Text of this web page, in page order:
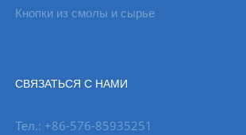
Кнопки из смолы и сырье
СВЯЗАТЬСЯ С НАМИ
Тел.: +86-576-85935251